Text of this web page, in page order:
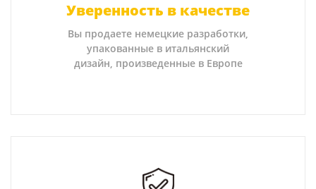
Уверенность в качестве
Вы продаете немецкие разработки,
упакованные в итальянский
дизайн, произведенные в Европе